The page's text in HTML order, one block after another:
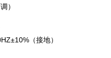
）
（接地）